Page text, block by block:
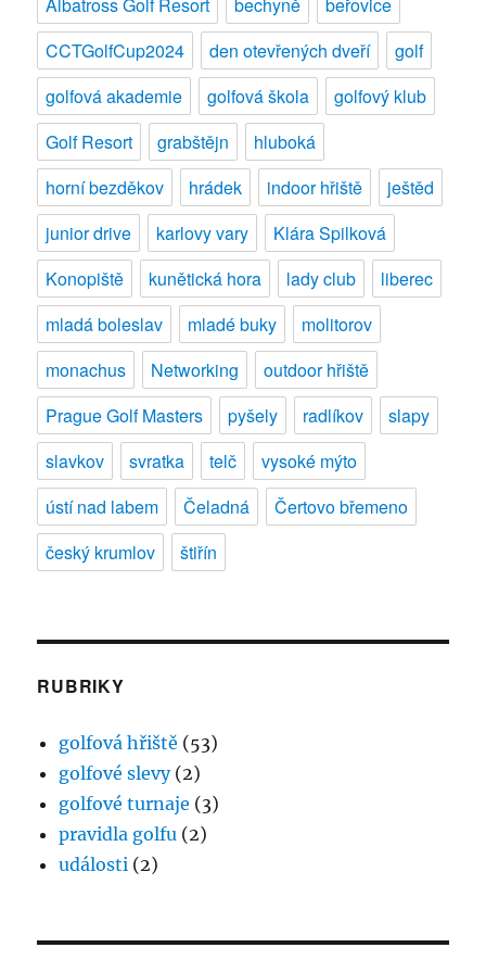
CCTGolfCup2024
den otevřených dveří
golf
golfová akademie
golfová škola
golfový klub
Golf Resort
grabštějn
hluboká
horní bezděkov
hrádek indoor hřiště
ještěd
junior drive
karlovy vary
Klára Spilková
Konopiště
kunětická hora lady club
liberec
mladá boleslav
mladé buky
molitorov
monachus
Networking
outdoor hřiště
Prague Golf Masters
pyšely radlíkov
slapy
slavkov
svratka telč
vysoké mýto
ústí nad labem
Čeladná
Čertovo břemeno
český krumlov
štiřín
RUBRIKY
golfová hřiště (53)
golfové slevy(2)
golfové turnaje (3)
pravidla golfu (2)
události (2)